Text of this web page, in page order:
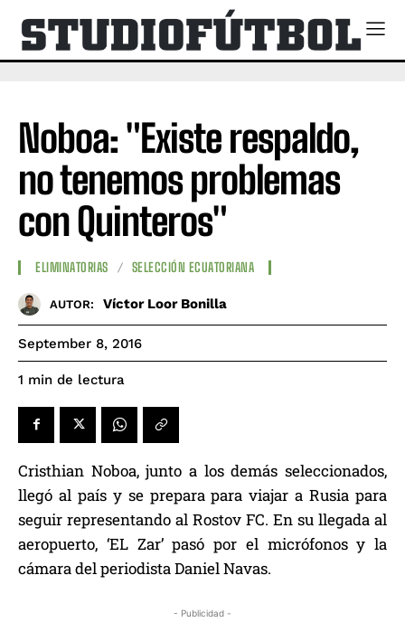
Noboa: "Existe respaldo,
no tenemos problemas
con Quinteros"
ELIMINATORIAS SELECCIÓN ECUATORIANA
AUTOR: Víctor Loor Bonilla
September 8, 2016
1 min de lectura
Cristhian Noboa, junto a los demás seleccionados,
llegó al país y se prepara para viajar a Rusia para
seguir representando al Rostov FC. En su llegada al
aeropuerto, ‘EL Zar’ pasó por el micrófonos y la
cámara del periodista Daniel Navas.
- Publicidad -